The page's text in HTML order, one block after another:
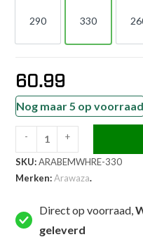
290 330
60.99
Nog maar 5 op voorraad
Arawaza
Karateband
-
-
- +
SKU:ARABEMWHRE-330
Merken:Arawaza.
Direct op voorraad,
geleverd